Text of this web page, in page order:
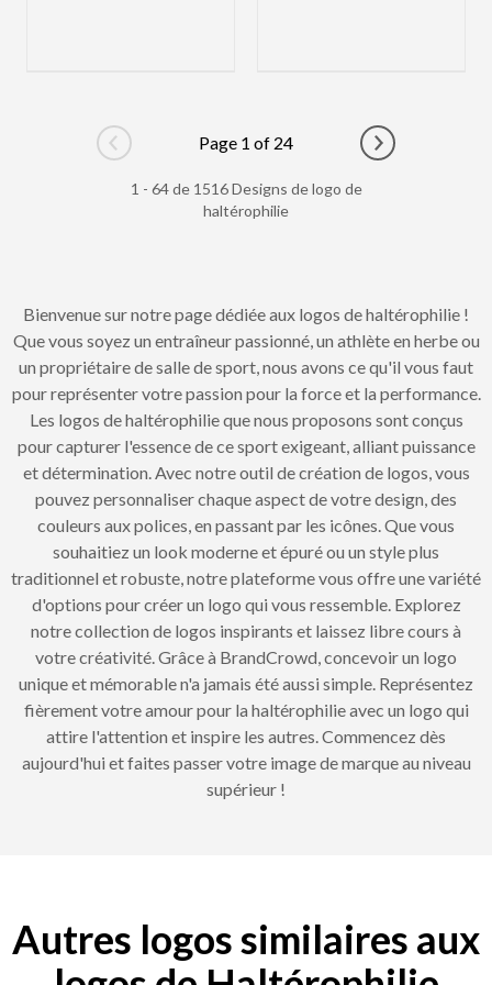
Go to previous page
Page 1 of 24
Go to next
1 - 64 de 1516 Designs de logo de
haltérophilie
Bienvenue sur notre page dédiée aux logos de haltérophilie !
Que vous soyez un entraîneur passionné, un athlète en herbe ou
un propriétaire de salle de sport, nous avons ce qu'il vous faut
pour représenter votre passion pour la force et la performance.
Les logos de haltérophilie que nous proposons sont conçus
pour capturer l'essence de ce sport exigeant, alliant puissance
et détermination. Avec notre outil de création de logos, vous
pouvez personnaliser chaque aspect de votre design, des
couleurs aux polices, en passant par les icônes. Que vous
souhaitiez un look moderne et épuré ou un style plus
traditionnel et robuste, notre plateforme vous offre une variété
d'options pour créer un logo qui vous ressemble. Explorez
notre collection de logos inspirants et laissez libre cours à
votre créativité. Grâce à BrandCrowd, concevoir un logo
unique et mémorable n'a jamais été aussi simple. Représentez
fièrement votre amour pour la haltérophilie avec un logo qui
attire l'attention et inspire les autres. Commencez dès
aujourd'hui et faites passer votre image de marque au niveau
supérieur !
Autres logos similaires aux